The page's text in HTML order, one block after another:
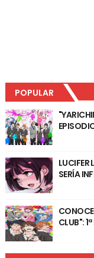
POPULAR
LUCIFER
SERÍA
CLUB":